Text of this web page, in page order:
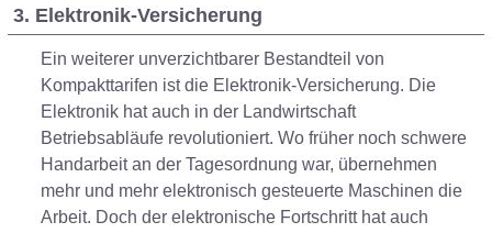
3. Elektronik-Versicherung
Ein weiterer unverzichtbarer Bestandteil von
Kompakttarifen ist die Elektronik-Versicherung. Die
Elektronik hat auch in der Landwirtschaft
Betriebsabläufe revolutioniert. Wo früher noch schwere
Handarbeit an der Tagesordnung war, übernehmen
mehr und mehr elektronisch gesteuerte Maschinen die
Arbeit. Doch der elektronische Fortschritt hat auch